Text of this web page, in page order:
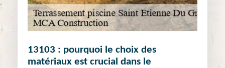
13103 : pourquoi le choix des
matériaux est crucial dans le